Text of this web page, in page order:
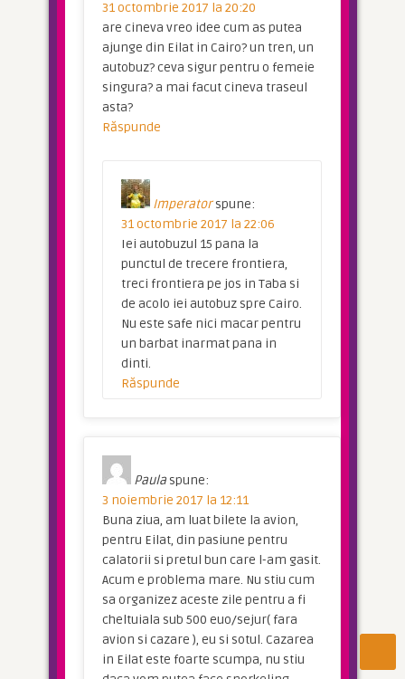
31 octombrie 2017 la 20:20
are cineva vreo idee cum as putea
ajunge din Eilat in Cairo? un tren, un
autobuz? ceva sigur pentru o femeie
singura? a mai facut cineva traseul
asta?
Răspunde
Imperator spune:
31 octombrie 2017 la 22:06
Iei autobuzul 15 pana la
punctul de trecere frontiera,
treci frontiera pe jos in Taba si
de acolo iei autobuz spre Cairo.
Nu este safe nici macar pentru
un barbat inarmat pana in
dinti.
Răspunde
Paula spune:
3 noiembrie 2017 la 12:11
Buna ziua, am luat bilete la avion,
pentru Eilat, din pasiune pentru
calatorii si pretul bun care l-am gasit.
Acum e problema mare. Nu stiu cum
sa organizez aceste zile pentru a fi
cheltuiala sub 500 euo/sejur( fara
avion si cazare ), eu si sotul. Cazarea
in Eilat este foarte scumpa, nu stiu